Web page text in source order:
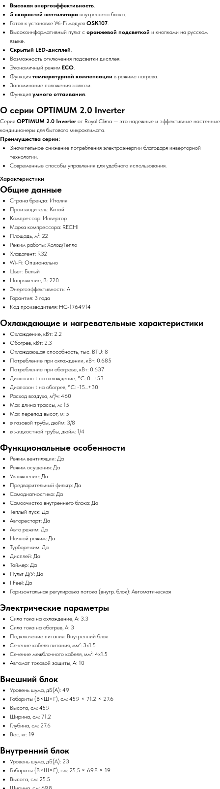
Высокая энергоэффективность.
5 скоростей вентилятора внутреннего блока.
Готов к установке Wi-Fi модуля OSK107.
Высокоинформативный пульт с оранжевой подсветкой и кнопками на русском
языке.
Скрытый LED-дисплей.
Возможность отключения подсветки дисплея.
Экономичный режим ECO.
Функция температурной компенсации в режиме нагрева.
Запоминание положения жалюзи.
Функция умного оттаивания.
О серии OPTIMUM 2.0 Inverter
Серия OPTIMUM 2.0 Inverter от Royal Clima — это надежные и эффективные настенные
кондиционеры для бытового микроклимата.
Преимущества серии:
Значительное снижение потребления электроэнергии благодаря инверторной
технологии.
Современные способы управления для удобного использования.
Характеристики
Общие данные
Страна бренда: Италия
Производитель: Китай
Компрессор: Инвертор
Марка компрессора: RECHI
Площадь, м²: 22
Режим работы: Холод/Тепло
Хладагент: R32
Wi-Fi: Опционально
Цвет: Белый
Напряжение, В: 220
Энергоэффективность: A
Гарантия: 3 года
Код производителя: НС-1764914
Охлаждающие и нагревательные характеристики
Охлаждение, кВт: 2.2
Обогрев, кВт: 2.3
Охлаждающая способность, тыс. BTU: 8
Потребление при охлаждении, кВт: 0.685
Потребление при обогреве, кВт: 0.637
Диапазон t на охлаждение, °C: 0...+53
Диапазон t на обогрев, °C: -15...+30
Расход воздуха, м³/ч: 460
Max длина трассы, м: 15
Max перепад высот, м: 5
ø газовой трубы, дюйм: 3/8
ø жидкостной трубы, дюйм: 1/4
Функциональные особенности
Режим вентиляции: Да
Режим осушения: Да
Увлажнение: Да
Предварительный фильтр: Да
Самодиагностика: Да
Самоочистка внутреннего блока: Да
Теплый пуск: Да
Авторестарт: Да
Авто режим: Да
Ночной режим: Да
Турборежим: Да
Дисплей: Да
Таймер: Да
Пульт Д/У: Да
I Feel: Да
Горизонтальная регулировка потока (внутр. блок): Автоматическая
Электрические параметры
Сила тока на охлаждение, А: 3.3
Сила тока на обогрев, А: 3
Подключение питания: Внутренний блок
Сечение кабеля питания, мм²: 3x1.5
Сечение межблочного кабеля, мм²: 4x1.5
Автомат токовой защиты, А: 10
Внешний блок
Уровень шума, дБ(А): 49
Габариты (В×Ш×Г), см: 45.9 × 71.2 × 27.6
Высота, см: 45.9
Ширина, см: 71.2
Глубина, см: 27.6
Вес, кг: 19
Внутренний блок
Уровень шума, дБ(А): 23
Габариты (В×Ш×Г), см: 25.5 × 69.8 × 19
Высота, см: 25.5